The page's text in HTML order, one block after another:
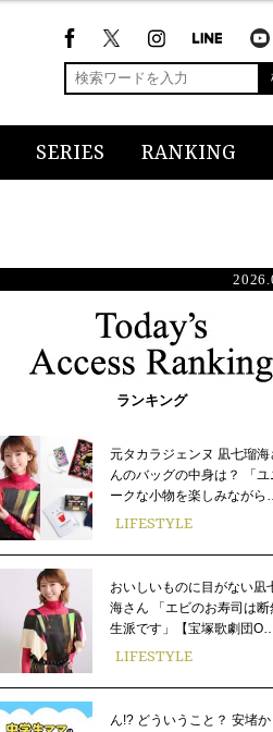
SERIES RANKING
ランキング
元タカラジェンヌ 凪七瑠海
んのバッグの中身は？ 「ユ
ークな小物を楽しみなが
LIFESTYLE
おいしいものに目がない凪
海さん 「エビのお寿司は断
生派です」【宝塚歌劇団
LIFESTYLE
ん!? どういうこと？ 安堵か